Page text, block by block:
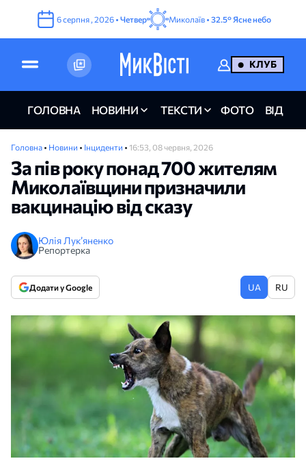
6серпня , 2026 • Четвер Миколаїв • 32.5° Ясне небо
КЛУБ
ГОЛОВНА НОВИНИ ТЕКСТИ ФОТО ВІДЕО
Головна • Новини • Інциденти • 16:53, 08 червня, 2026
За пів року понад 700 жителям
Миколаївщини призначили
вакцинацію від сказу
Юлія Лук’яненко
Репортерка
Додати у Google UA RU